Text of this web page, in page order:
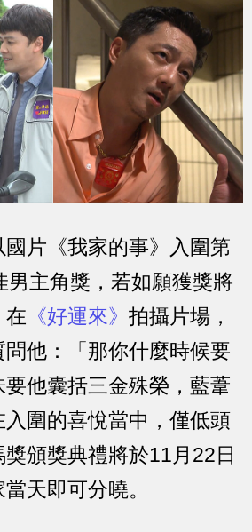
片《我家的事》入圍第
男主角獎，若如願獲獎將
在 《好運來》 拍攝片場，
他：「那你什麼時候要
他囊括三金殊榮，藍葦
圍的喜悅當中，僅低頭
頒獎典禮將於11月22日
天即可分曉。